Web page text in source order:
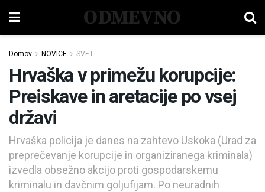
ODMEVNO
Domov NOVICE SVET
Hrvaška v primežu korupcije:
Preiskave in aretacije po vsej
državi
Hrvaška policija je danes na zahtevo Uskoka (Urad za
preprečevanje korupcije in organiziranega kriminala)
izvedla obsežno akcijo proti gospodarskemu
kriminalu in davčnim goljufijam. Po neuradnih